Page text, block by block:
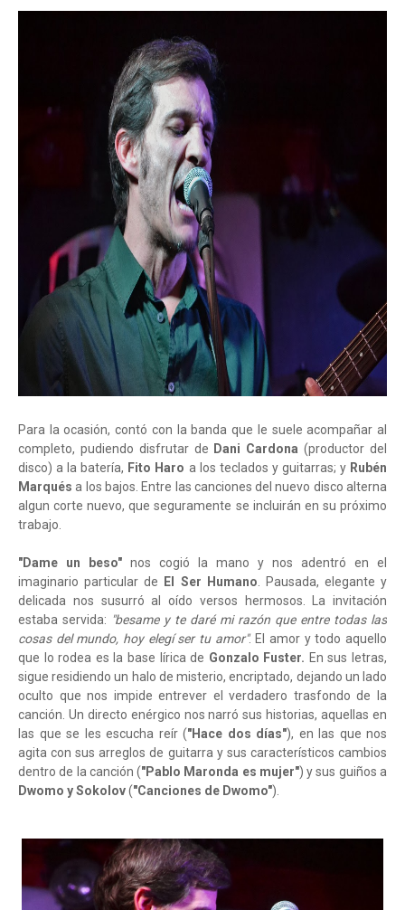
Para la ocasión, contó con la banda que le suele acompañar al
completo, pudiendo disfrutar de Dani Cardona (productor del
disco) a la batería, Fito Haro a los teclados y guitarras; y Rubén
Marqués a los bajos. Entre las canciones del nuevo disco alterna
algun corte nuevo, que seguramente se incluirán en su próximo
trabajo.
"Dame un beso" nos cogió la mano y nos adentró en el
imaginario particular de
El Ser Humano. Pausada, elegante y
delicada nos susurró al oído versos hermosos. La invitación
estaba servida: "besame y te daré mi razón que entre todas las
cosas del mundo, hoy elegí ser tu amor". El amor y todo aquello
que lo rodea es la base lírica de Gonzalo Fuster. En sus letras,
sigue residiendo un halo de misterio, encriptado, dejando un lado
oculto que nos impide entrever el verdadero trasfondo de la
canción. Un directo enérgico nos narró sus historias, aquellas en
las que se les escucha reír ("Hace dos días"), en las que nos
agita con sus arreglos de guitarra y sus característicos cambios
dentro de la canción ("Pablo Maronda es mujer") y sus guiños a
Dwomo y Sokolov("Canciones de Dwomo").